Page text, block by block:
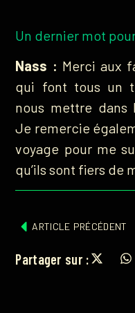
Un dernier mot
Nass : Merci aux
qui font tous un
nous mettre dans
Je remercie
voyage pour me
qu’ils sont fiers de
ARTICLE PRÉCÉDENT
Partager sur :